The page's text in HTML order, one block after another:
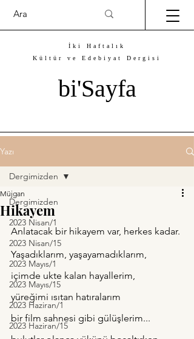
bi'Sayfa
İki Haftalık
Kültür ve Edebiyat Dergisi
Yazı
Dergimizden
2023 Nisan/1
2023 Nisan/15
2023 Mayıs/1
2023 Mayıs/15
2023 Haziran/1
2023 Haziran/15
Dergimizden
Hikayem
Müjgan
Anlatacak bir hikayem var, herkes kadar.
Yaşadıklarım, yaşayamadıklarım,
içimde ukte kalan hayallerim,
yüreğimi ısıtan hatıralarım
bir film sahnesi gibi gülüşlerim...